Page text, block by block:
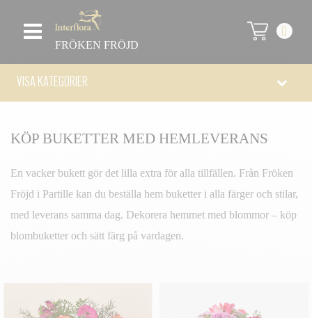
FRÖKEN FRÖJD
0
VISA KATEGORIER
KÖP BUKETTER MED HEMLEVERANS
En vacker bukett gör det lilla extra för alla tillfällen. Från Fröken
Fröjd i Partille kan du beställa hem buketter i alla färger och stilar,
med leverans samma dag. Dekorera hemmet med blommor – köp
blombuketter och sätt färg på vardagen.